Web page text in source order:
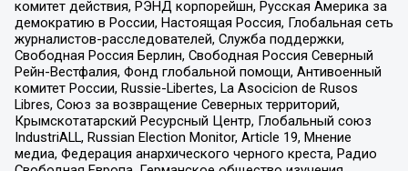
комитет действия, РЭНД корпорейшн, Русская Америка за
демократию в России, Настоящая Россия, Глобальная сеть
журналистов-расследователей, Служба поддержки,
Свободная Россия Берлин, Свободная Россия Северный
Рейн-Вестфалия, Фонд глобальной помощи, Антивоенный
комитет России, Russie-Libertes, La Asocicion de Rusos
Libres, Союз за возвращение Северных территорий,
Крымскотатарский Ресурсный Центр, Глобальный союз
IndustriALL, Russian Election Monitor, Article 19, Мнение
медиа, Федерация анархического черного креста, Радио